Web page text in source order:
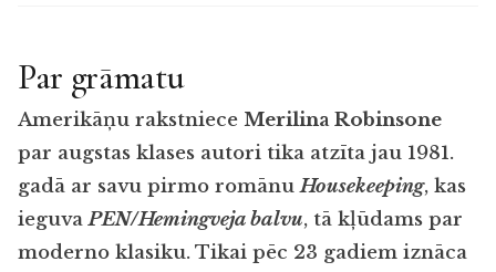
Par grāmatu
Amerikāņu rakstniece Merilina Robinsone
par augstas klases autori tika atzīta jau 1981.
gadā ar savu pirmo romānuHousekeeping, kas
ieguvaPEN/Hemingveja balvu, tā kļūdams par
moderno klasiku. Tikai pēc 23 gadiem iznāca